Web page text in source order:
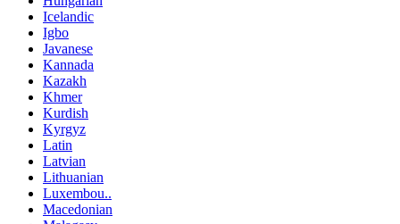
Icelandic
Igbo
Javanese
Kannada
Kazakh
Khmer
Kurdish
Kyrgyz
Latin
Latvian
Lithuanian
Luxembou..
Macedonian